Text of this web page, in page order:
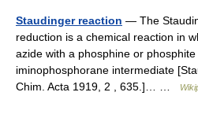
Staudinger reaction — The
reduction is a chemical reaction in
azide with a phosphine or
iminophosphorane intermediate
Chim. Acta 1919, 2 , 635.]… …